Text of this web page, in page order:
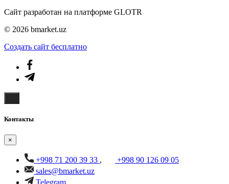
Сайт разработан на платформе GLOTR
© 2026 bmarket.uz
Создать cайт бесплатно
Контакты
×
+998 71 200 39 33 ,
+998 90 126 09 05
sales@bmarket.uz